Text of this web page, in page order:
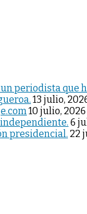
periodista que
13 julio,
10 julio, 2026
6
presidencial. 22